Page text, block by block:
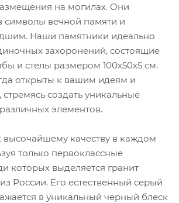
на могилах. Они
символы вечной памяти и
Наши памятники идеально
захоронений, состоящие
и стелы размером 100х50х5 см.
открыты к вашим идеям и
создать уникальные
элементов.
качеству в каждом
только первоклассные
которых выделяется гранит
России. Его естественный серый
в уникальный черный блеск